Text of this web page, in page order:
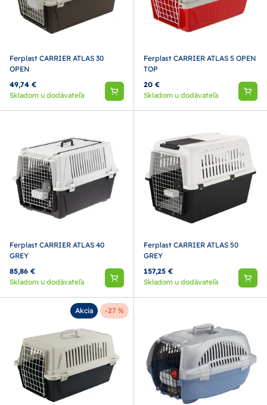
Ferplast CARRIER ATLAS 30
OPEN
49,74 €
Skladom u dodávateľa
Ferplast CARRIER ATLAS 5 OPEN
TOP
20 €
Skladom u dodávateľa
Ferplast CARRIER ATLAS 40
GREY
85,86 €
Skladom u dodávateľa
Ferplast CARRIER ATLAS 50
GREY
157,25 €
Skladom u dodávateľa
Akcia -27 %